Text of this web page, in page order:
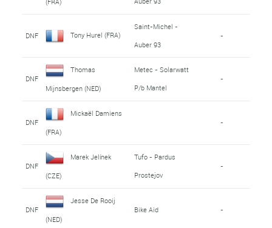
DNF Tony Hurel (FRA)
Saint-Michel -
Auber 93
-
DNF
Thomas
Mijnsbergen (NED)
Metec - Solarwatt
P/b Mantel
-
DNF
Mickaël Damiens
(FRA)
-
DNF
Marek Jelínek
(CZE)
Tufo - Pardus
Prostejov
-
DNF
Jesse De Rooij
(NED)
Bike Aid -